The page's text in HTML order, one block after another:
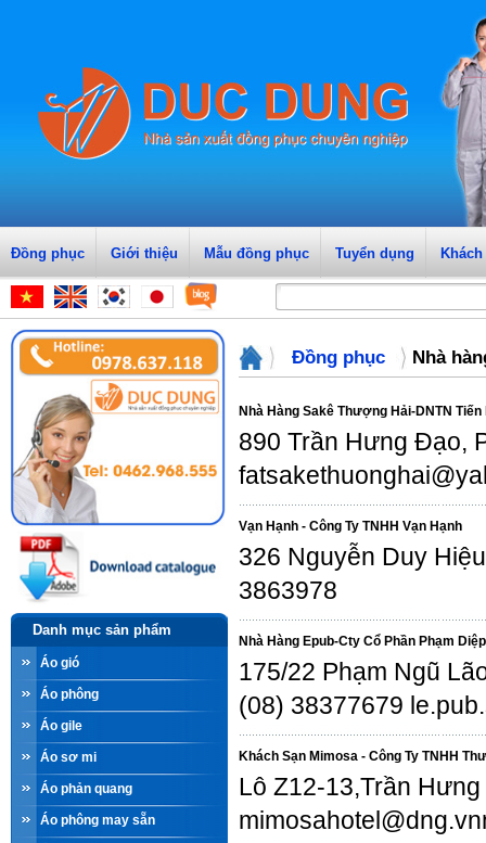
Đồng phục Giới thiệu Mẫu đồng phục Tuyển dụng
Danh mục sản phẩm
Áo gió
Áo phông
Áo gile
Áo sơ mi
Áo phản quang
Áo phông may sẵn
Đồng phục Nhà
Nhà Hàng Sakê Thượng Hải-DNTN Tiến
890 Trần Hưng Đạo,
Vạn Hạnh - Công Ty TNHH Vạn Hạnh
326 Nguyễn Duy
3863978
Nhà Hàng Epub-Cty Cổ Phần Phạm
175/22 Phạm Ngũ
(08) 38377679
Khách Sạn Mimosa - Công Ty TNHH
Lô Z12-13,Trần